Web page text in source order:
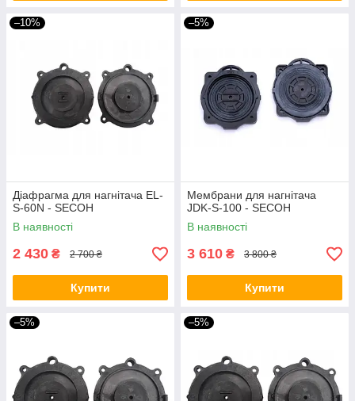
–10%
Діафрагма для нагнітача EL-
S-60N - SECOH
В наявності
2 430 ₴ 2 700 ₴
Купити
–5%
Мембрани для нагнітача
JDK-S-100 - SECOH
В наявності
3 610 ₴ 3 800 ₴
Купити
–5% –5%